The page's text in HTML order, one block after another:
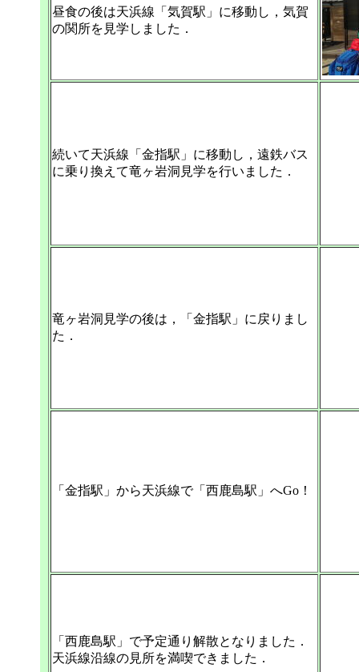
昼食の後は天浜線「気賀駅」に移動し，気賀
の関所を見学しました．
続いて天浜線「金指駅」に移動し，遠鉄バス
に乗り換えて竜ヶ岩洞見学を行いました．
竜ヶ岩洞見学の後は，「金指駅」に戻りまし
た．
「金指駅」から天浜線で「西鹿島駅」へGo！
「西鹿島駅」で予定通り解散となりました．
天浜線沿線の見所を満喫できました．